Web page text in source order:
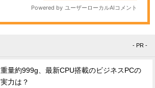
- PR -
重量約999g、最新CPU搭載のビジネスPCの
実力は？